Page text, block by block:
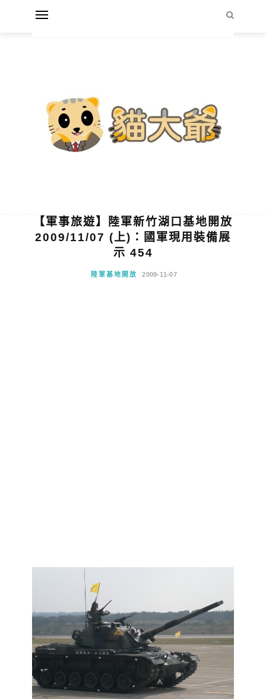
【軍事旅遊】陸軍新竹湖口基地開放
2009/11/07 (上)：國軍現用裝備展
示 454
陸軍基地開放 2009-11-07